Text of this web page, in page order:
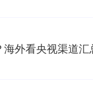
海外看央视渠道汇